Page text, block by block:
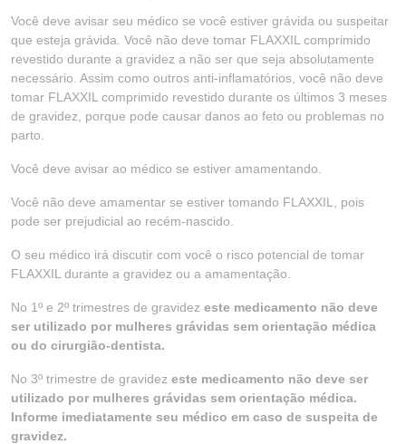
Você deve avisar seu médico se você estiver grávida ou suspeitar
que esteja grávida. Você não deve tomar FLAXXIL comprimido
revestido durante a gravidez a não ser que seja absolutamente
necessário. Assim como outros anti-inflamatórios, você não deve
tomar FLAXXIL comprimido revestido durante os últimos 3 meses
de gravidez, porque pode causar danos ao feto ou problemas no
parto.
Você deve avisar ao médico se estiver amamentando.
Você não deve amamentar se estiver tomando FLAXXIL, pois
pode ser prejudicial ao recém-nascido.
O seu médico irá discutir com você o risco potencial de tomar
FLAXXIL durante a gravidez ou a amamentação.
No 1º e 2º trimestres de gravidez este medicamento não deve
ser utilizado por mulheres grávidas sem orientação médica
ou do cirurgião-dentista.
No 3º trimestre de gravidez este medicamento não deve ser
utilizado por mulheres grávidas sem orientação médica.
Informe imediatamente seu médico em caso de suspeita de
gravidez.